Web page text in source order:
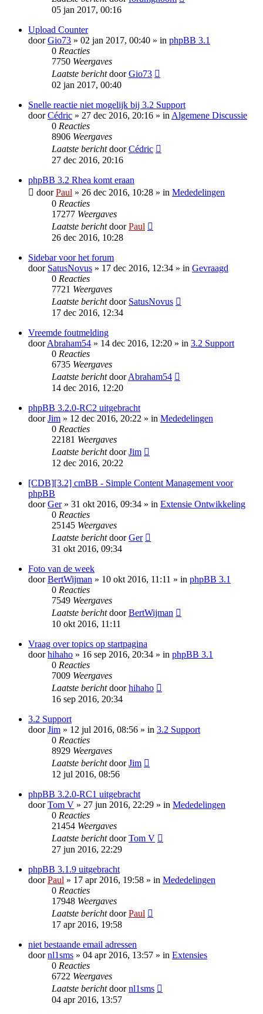
05 jan 2017, 00:16
Upload Counter
doorGio73 » 02 jan 2017, 00:40 » in phpBB 3.1
0 Reacties
7750 Weergaves
Laatste berichtdoorGio73
02 jan 2017, 00:40
Snelle reactie niet mogelijk bij 3.2 Support
doorCédric » 27 dec 2016, 20:16 » inAlgemene Discussie
0 Reacties
8906 Weergaves
Laatste berichtdoorCédric
27 dec 2016, 20:16
phpBB 3.2 Rhea komt eraan
doorPaul » 26 dec 2016, 10:28 » in Mededelingen
0 Reacties
17277 Weergaves
Laatste berichtdoorPaul
26 dec 2016, 10:28
Sidebar voor het forum
door SatusNovus » 17 dec 2016, 12:34 » in Gevraagd
0 Reacties
7721 Weergaves
Laatste berichtdoor SatusNovus
17 dec 2016, 12:34
Vreemde foutmelding
doorAbraham54 » 14 dec 2016, 12:20 » in 3.2 Support
0 Reacties
6735 Weergaves
Laatste berichtdoorAbraham54
14 dec 2016, 12:20
phpBB 3.2.0-RC2 uitgebracht
doorJim » 12 dec 2016, 20:22 » in Mededelingen
0 Reacties
22181 Weergaves
Laatste berichtdoorJim
12 dec 2016, 20:22
[CDB][3.2] cmBB - Simple Content Management voor
phpBB
doorGer» 31 okt 2016, 09:34 » in Extensie Ontwikkeling
0 Reacties
25145 Weergaves
Laatste berichtdoorGer
31 okt 2016, 09:34
Foto van de week
doorBertWijman » 10 okt 2016, 11:11 » in phpBB 3.1
0 Reacties
7549 Weergaves
Laatste berichtdoorBertWijman
10 okt 2016, 11:11
Vraag over topics op startpagina
doorhihaho » 16 sep 2016, 20:34 » in phpBB 3.1
0 Reacties
7009 Weergaves
Laatste berichtdoorhihaho
16 sep 2016, 20:34
3.2 Support
doorJim » 12 jul 2016, 08:56 » in 3.2 Support
0 Reacties
8929 Weergaves
Laatste berichtdoorJim
12 jul 2016, 08:56
phpBB 3.2.0-RC1 uitgebracht
doorTom V » 27 jun 2016, 22:29 » in Mededelingen
0 Reacties
21454 Weergaves
Laatste berichtdoorTom V
27 jun 2016, 22:29
phpBB 3.1.9 uitgebracht
doorPaul » 17 apr 2016, 19:58 » in Mededelingen
0 Reacties
17948 Weergaves
Laatste berichtdoorPaul
17 apr 2016, 19:58
niet bestaande email adressen
doornl1sms » 04 apr 2016, 13:57 » in Extensies
0 Reacties
6722 Weergaves
Laatste berichtdoornl1sms
04 apr 2016, 13:57